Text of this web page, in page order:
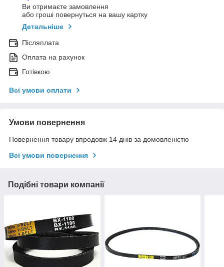
Ви отримаєте замовлення
або гроші повернуться на вашу картку
Детальніше
Післяплата
Оплата на рахунок
Готівкою
Всі умови оплати
Умови повернення
Повернення товару впродовж 14 днів за домовленістю
Всі умови повернення
Подібні товари компанії